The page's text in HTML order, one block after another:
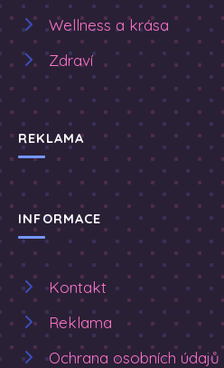
Wellness a krása
Zdraví
REKLAMA
INFORMACE
Kontakt
Reklama
Ochrana osobních údajů